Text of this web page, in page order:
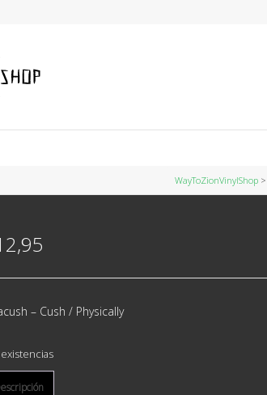
WayToZionVinylShop >
‎– Cush / Physically